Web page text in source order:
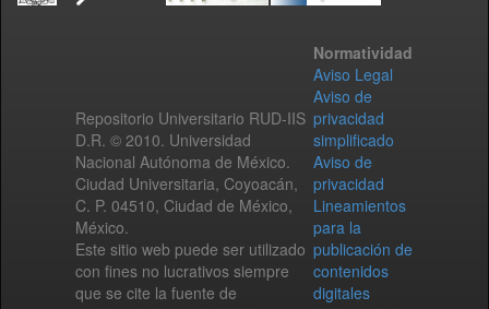
Repositorio Universitario RUD-IIS
D.R. © 2010. Universidad
Nacional Autónoma de México.
Ciudad Universitaria, Coyoacán,
C. P. 04510, Ciudad de México,
México.
Este sitio web puede ser utilizado
con fines no lucrativos siempre
que se cite la fuente de
Normatividad
Aviso Legal
Aviso de
privacidad
simplificado
Aviso de
privacidad
Lineamientos
para la
publicación de
contenidos
digitales